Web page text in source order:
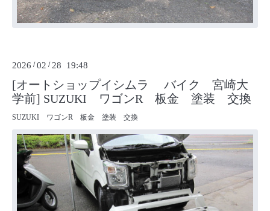
2026 /02 / 28 19:48
[オートショップイシムラ バイク 宮崎大
学前] SUZUKI ワゴンR 板金 塗装 交換
SUZUKI ワゴンR 板金 塗装 交換